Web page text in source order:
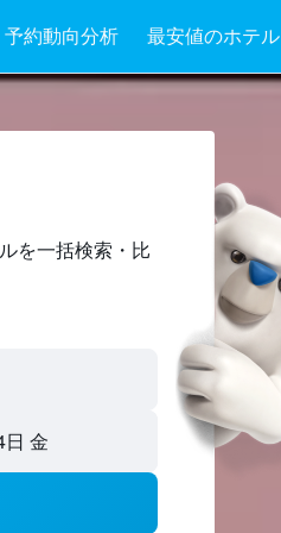
予約動向分析 最安値のホテル
を一括検索・比
金